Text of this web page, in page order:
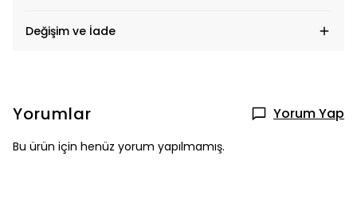
Değişim ve İade
Yorumlar Yorum Yap
Bu ürün için henüz yorum yapılmamış.